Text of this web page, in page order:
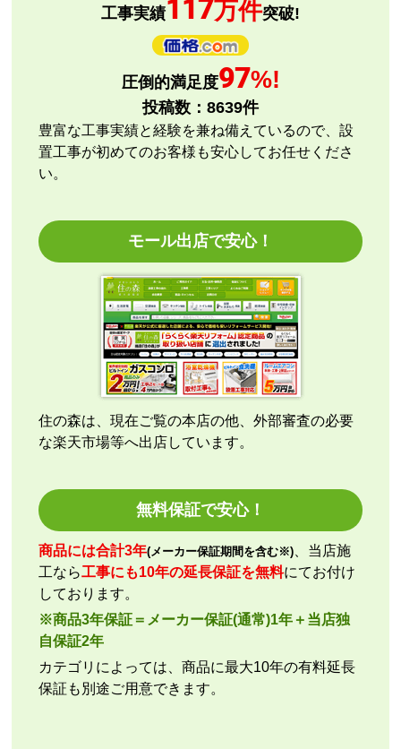
またこのショップを利用したいですか？
【注文商品】エアコン・クーラー 【注文
時期】2026年08月頃
【このショップを選んだ理由は？】
評価と価格
【その他感想・コメント】
エアコン本体の購入のみ（工事無し）でしたが、連絡
も早く安心して購入できました。
こちらの都合で、最短でお届けいただくようご依頼。
施工業者への連絡の都合上、何度かメールをさせてい
ただきましたが、連絡も早く安心して購入させていた
だくことができました。
kazumorimoriさん
欲しい商品をスムーズに注文できましたか？
ショップからの連絡や対応は適切でしたか？
いいえ
予定の期日までに商品が届きましたか？
はい
商品の梱包は必要十分なものでしたか？
はい
またこのショップを利用したいですか？
いいえ
工事実績117万件突破!
圧倒的満足度97%!
投稿数： 8639件
豊富な工事実績と経験を兼ね備えているので、設
置工事が初めてのお客様も安心してお任せくださ
い。
モール出店で安心！
住の森は、現在ご覧の本店の他、外部審査の必要
な楽天市場等へ出店しています。
無料保証で安心！
商品には合計3年(メーカー保証期間を含む※) 、当店施
工なら工事にも10年の延長保証を無料にてお付け
しております。
※商品3年保証＝メーカー保証(通常)1年＋当店独
自保証2年
カテゴリによっては、商品に最大10年の有料延長
保証も別途ご用意できます。